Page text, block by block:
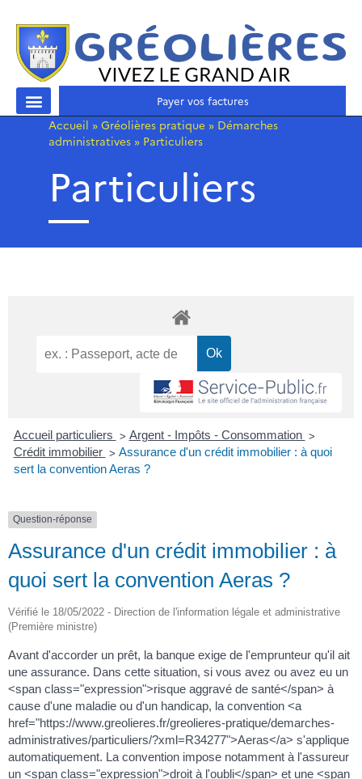
Payer vos factures
Accueil » Gréolières pratique » Démarches
administratives » Particuliers
Particuliers
Accueil particuliers > Argent - Impôts - Consommation >
Crédit immobilier > Assurance d'un crédit immobilier : à quoi
sert la convention Aeras ?
Question-réponse
Assurance d'un crédit immobilier : à
quoi sert la convention Aeras ?
Vérifié le 18/05/2022 - Direction de l'information légale et administrative
(Première ministre)
Avant d'accorder un prêt, la banque exige de l'emprunteur qu'il ait
une assurance. Dans cette situation, si vous avez ou avez eu un
<span class="expression">risque aggravé de santé</span> à
cause d'une maladie ou d'un handicap, la convention <a
href="https://www.greolieres.fr/greolieres-pratique/demarches-
administratives/particuliers/?xml=R34277">Aeras</a> s'applique
automatiquement. La convention impose notamment à l'assureur
un <span class="expression">droit à l'oubli</span> et une <span